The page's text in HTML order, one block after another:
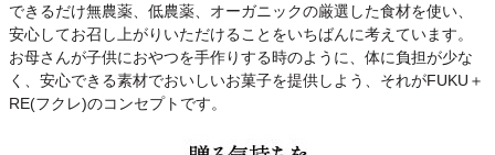
できるだけ無農薬、低農薬、オーガニックの厳選した食材を使い、
安心してお召し上がりいただけることをいちばんに考えています。
お母さんが子供におやつを手作りする時のように、体に負担が少な
く、安心できる素材でおいしいお菓子を提供しよう、それがFUKU＋
RE(フクレ)のコンセプトです。